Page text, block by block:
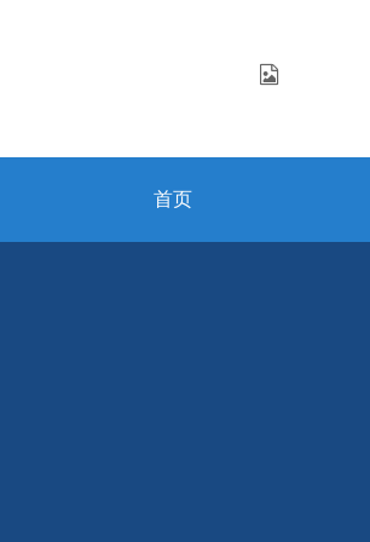
首页